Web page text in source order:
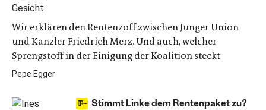
Wir erklären den Rentenzoff zwischen Junger Union
und Kanzler Friedrich Merz. Und auch, welcher
Sprengstoff in der Einigung der Koalition steckt
Pepe Egger
Stimmt Linke dem Rentenpaket zu?